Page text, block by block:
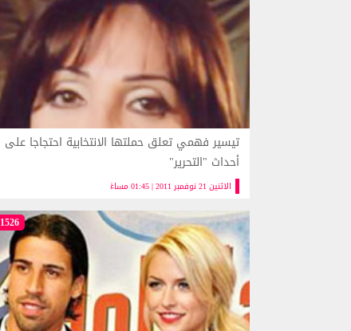
الاثنين 21 نوفمبر 2011 | 01:45 مساءً
تيسير فهمي تعلق حملتها الانتخابية احتجاجا على
أحداث "التحرير"
1526